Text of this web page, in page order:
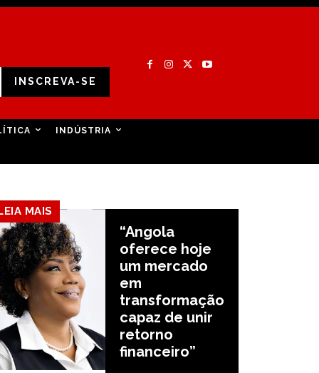
INSCREVA-SE
INDÚSTRIA
MAIS
“Angola
oferece hoje
um mercado
em
transformação
capaz de unir
retorno
financeiro”